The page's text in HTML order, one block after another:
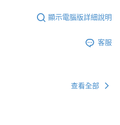
顯示電腦版詳細說明
客服
查看全部